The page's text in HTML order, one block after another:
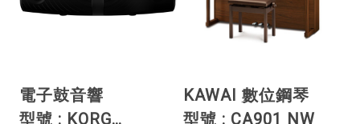
電子鼓音響
型號 : KORG
KAWAI 數位鋼琴
型號 : CA901 NW